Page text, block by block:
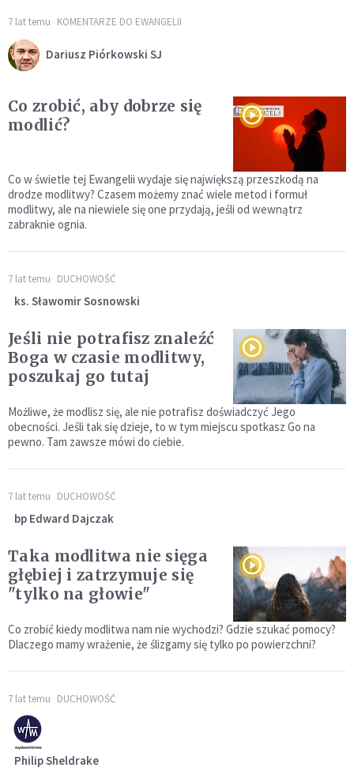
7 lat temu KOMENTARZE DO EWANGELII
Dariusz Piórkowski SJ
Co zrobić, aby dobrze się
modlić?
Co w świetle tej Ewangelii wydaje się największą przeszkodą na
drodze modlitwy? Czasem możemy znać wiele metod i formuł
modlitwy, ale na niewiele się one przydają, jeśli od wewnątrz
zabraknie ognia.
7 lat temu DUCHOWOŚĆ
ks. Sławomir Sosnowski
Jeśli nie potrafisz znaleźć
Boga w czasie modlitwy,
poszukaj go tutaj
Możliwe, że modlisz się, ale nie potrafisz doświadczyć Jego
obecności. Jeśli tak się dzieje, to w tym miejscu spotkasz Go na
pewno. Tam zawsze mówi do ciebie.
7 lat temu DUCHOWOŚĆ
bp Edward Dajczak
Taka modlitwa nie sięga
głębiej i zatrzymuje się
"tylko na głowie"
Co zrobić kiedy modlitwa nam nie wychodzi? Gdzie szukać pomocy?
Dlaczego mamy wrażenie, że ślizgamy się tylko po powierzchni?
7 lat temu DUCHOWOŚĆ
Philip Sheldrake